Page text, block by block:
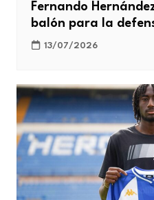
Fernando
balón para la
13/07/2026